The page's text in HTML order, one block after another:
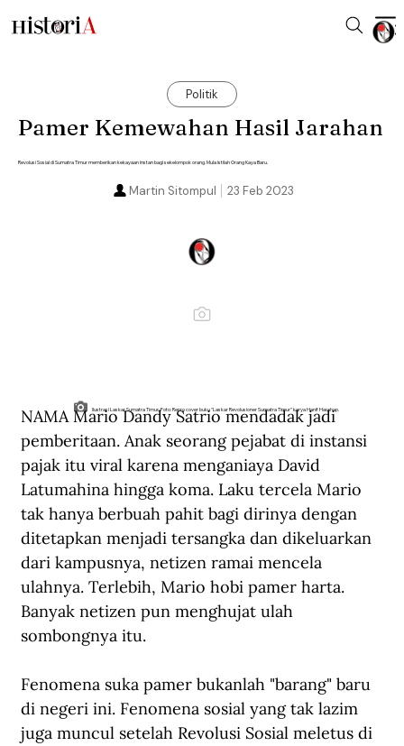
Politik
Pamer Kemewahan Hasil Jarahan
Revolusi Sosial di Sumatra Timur memberikan kekayaan instan bagi sekelompok orang. Mula istilah Orang Kaya Baru.
23 Feb 2023
Martin Sitompul
Ilustrasi Laskar Sumatra Timur. Foto: Repro cover buku "Laskar Revolusioner Sumatra Timur" karya Hanif Harahap.
NAMA Mario Dandy Satrio mendadak jadi
pemberitaan. Anak seorang pejabat di instansi
pajak itu viral karena menganiaya David
Latumahina hingga koma. Laku tercela Mario
tak hanya berbuah pahit bagi dirinya dengan
ditetapkan menjadi tersangka dan dikeluarkan
dari kampusnya, netizen ramai mencela
ulahnya. Terlebih, Mario hobi pamer harta.
Banyak netizen pun menghujat ulah
sombongnya itu.
Fenomena suka pamer bukanlah "barang" baru
di negeri ini. Fenomena sosial yang tak lazim
juga muncul setelah Revolusi Sosial meletus di